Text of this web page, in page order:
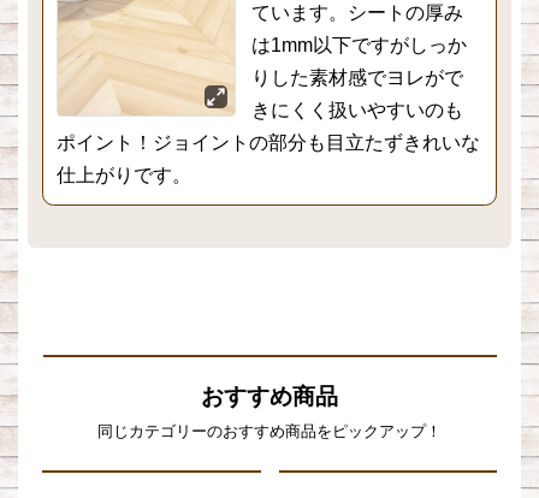
ています。シートの厚み
は1mm以下ですがしっか
りした素材感でヨレがで
きにくく扱いやすいのも
ポイント！ジョイントの部分も目立たずきれいな
仕上がりです。
おすすめ商品
同じカテゴリーのおすすめ商品をピックアップ！